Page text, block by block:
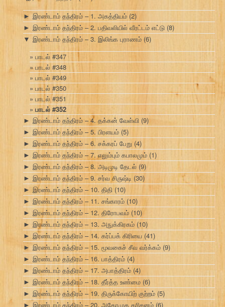
► இரண்டாம் தந்திரம் – 1. அகத்தியம் (2)
► இரண்டாம் தந்திரம் – 2. பதிவலியில் வீரட்டம் எட்டு (8)
▼ இரண்டாம் தந்திரம் – 3. இலிங்க புராணம் (6)
பாடல் #347
பாடல் #348
பாடல் #349
பாடல் #350
பாடல் #351
பாடல் #352
► இரண்டாம் தந்திரம் – 4. தக்கன் வேள்வி (9)
► இரண்டாம் தந்திரம் – 5. பிரளயம் (5)
► இரண்டாம் தந்திரம் – 6. சக்கரப் பேறு (4)
► இரண்டாம் தந்திரம் – 7. எலும்பும் கபாலமும் (1)
► இரண்டாம் தந்திரம் – 8. அடிமுடி தேடல் (9)
► இரண்டாம் தந்திரம் – 9. சர்வ சிருஷ்டி (30)
► இரண்டாம் தந்திரம் – 10. திதி(10)
► இரண்டாம் தந்திரம் – 11. சங்காரம் (10)
► இரண்டாம் தந்திரம் – 12. திரோபவம் (10)
► இரண்டாம் தந்திரம் – 13. அநுக்கிரகம் (10)
► இரண்டாம் தந்திரம் – 14. கர்ப்பக் கிரியை (41)
► இரண்டாம் தந்திரம் – 15. மூவகைச் சீவ வர்க்கம் (9)
► இரண்டாம் தந்திரம் – 16. பாத்திரம் (4)
► இரண்டாம் தந்திரம் – 17. அபாத்திரம் (4)
► இரண்டாம் தந்திரம் – 18. தீர்த்த உண்மை (6)
► இரண்டாம் தந்திரம் – 19. திருக்கோயிற் குற்றம் (5)
► இரண்டாம் தந்திரம் – 20. அதோமுக தரிசனம் (6)